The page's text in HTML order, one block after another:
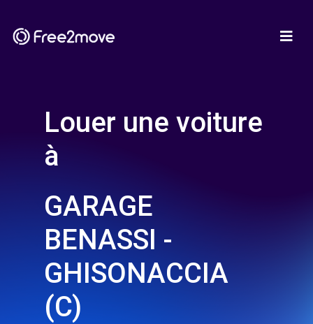
Louer une voiture
à
GARAGE
BENASSI -
GHISONACCIA
(C)